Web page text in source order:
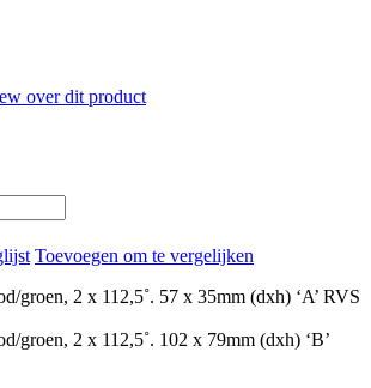
over dit product
Toevoegen om te vergelijken
groen, 2 x 112,5˚. 57 x 35mm (dxh) ‘A’ RVS
groen, 2 x 112,5˚. 102 x 79mm (dxh) ‘B’